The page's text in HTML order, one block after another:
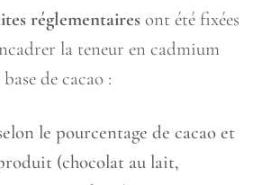
réglementaires ont été fixées
la teneur en cadmium
de cacao :
le pourcentage de cacao et
(chocolat au lait,